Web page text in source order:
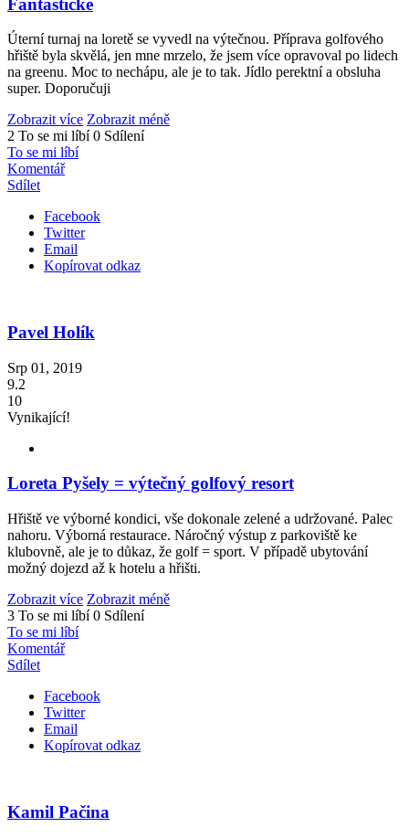
Úterní turnaj na loretě se vyvedl na výtečnou. Příprava golfového
hřiště byla skvělá, jen mne mrzelo, že jsem více opravoval po lidech
na greenu. Moc to nechápu, ale je to tak. Jídlo perektní a obsluha
super. Doporučuji
Zobrazit více Zobrazit méně
2 To se mi líbí 0 Sdílení
To se mi líbí
Komentář
Sdílet
Facebook
Twitter
Email
Kopírovat odkaz
Pavel Holík
Srp 01, 2019
9.2
10
Vynikající!
Loreta Pyšely = výtečný golfový resort
Hřiště ve výborné kondici, vše dokonale zelené a udržované. Palec
nahoru. Výborná restaurace. Náročný výstup z parkoviště ke
klubovně, ale je to důkaz, že golf = sport. V případě ubytování
možný dojezd až k hotelu a hřišti.
Zobrazit více Zobrazit méně
3 To se mi líbí 0 Sdílení
To se mi líbí
Komentář
Sdílet
Facebook
Twitter
Email
Kopírovat odkaz
Kamil Pačina